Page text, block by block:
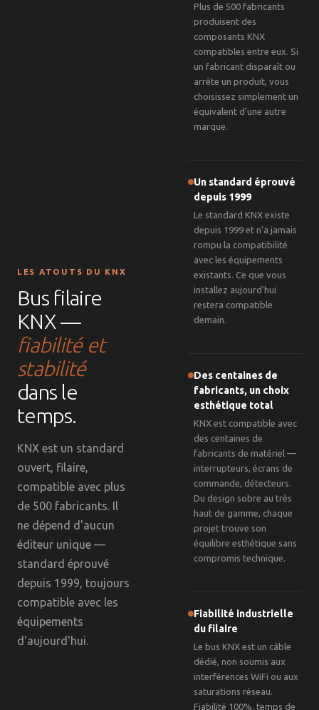
LES ATOUTS DU KNX
Bus filaire
KNX —
fiabilité et
stabilité
dans le
temps.
KNX est un standard
ouvert, filaire,
compatible avec plus
de 500 fabricants. Il
ne dépend d'aucun
éditeur unique —
standard éprouvé
depuis 1999, toujours
compatible avec les
équipements
d'aujourd'hui.
Plus de 500 fabricants
produisent des
composants KNX
compatibles entre eux. Si
un fabricant disparaît ou
arrête un produit, vous
choisissez simplement un
équivalent d'une autre
marque.
Un standard éprouvé
depuis 1999
Le standard KNX existe
depuis 1999 et n'a jamais
rompu la compatibilité
avec les équipements
existants. Ce que vous
installez aujourd'hui
restera compatible
demain.
Des centaines de
fabricants, un choix
esthétique total
KNX est compatible avec
des centaines de
fabricants de matériel —
interrupteurs, écrans de
commande, détecteurs.
Du design sobre au très
haut de gamme, chaque
projet trouve son
équilibre esthétique sans
compromis technique.
Fiabilité industrielle
du filaire
Le bus KNX est un câble
dédié, non soumis aux
interférences WiFi ou aux
saturations réseau.
Fiabilité 100%, temps de